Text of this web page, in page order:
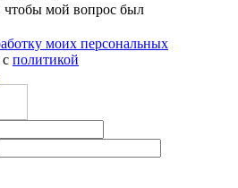
чтобы мой вопрос был
моих персональных
политикой